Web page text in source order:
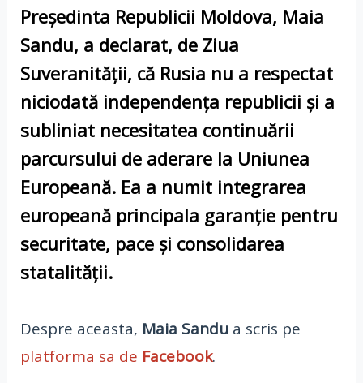
Președinta Republicii Moldova, Maia
Sandu, a declarat, de Ziua
Suveranității, că Rusia nu a respectat
niciodată independența republicii și a
subliniat necesitatea continuării
parcursului de aderare la Uniunea
Europeană. Ea a numit integrarea
europeanăprincipala garanție pentru
securitate, paceși consolidarea
statalității.
Despre aceasta, Maia Sandua scris pe
platforma sa de Facebook.